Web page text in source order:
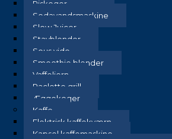
Riskoger
Sodavandsmaskine
Slow Juicer
Stavblender
Sous vide
Smoothie blender
Vaffeljern
Raclette grill
Æggekoger
Kaffe
Elektrisk kaffekværn
Kapsel kaffemaskine